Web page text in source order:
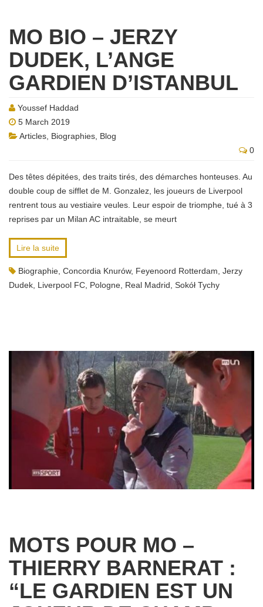
MO BIO – JERZY
DUDEK, L’ANGE
GARDIEN D’ISTANBUL
Youssef Haddad
5 March 2019
Articles Biographies Blog
0
Des têtes dépitées, des traits tirés, des démarches honteuses. Au
double coup de sifflet de M. Gonzalez, les joueurs de Liverpool
rentrent tous au vestiaire veules. Leur espoir de triomphe, tué à 3
reprises par un Milan AC intraitable, se meurt
Lire la suite
Biographie Concordia Knurów, Feyenoord Rotterdam Jerzy
Dudek Liverpool FC Pologne Real Madrid Sokół Tychy
MOTS POUR MO –
THIERRY BARNERAT :
“LE GARDIEN EST UN